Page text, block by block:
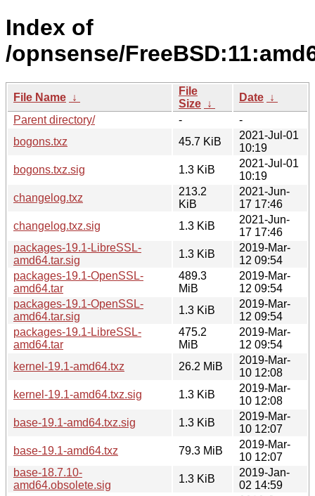
Index of
/opnsense/
File Name ↓
File
Size ↓
Date ↓
Parent directory/
-
-
bogons.txz
45.7 KiB
2021-Jul-01
10:19
bogons.txz.sig
1.3 KiB
2021-Jul-01
10:19
changelog.txz
213.2
KiB
2021-Jun-
17 17:46
changelog.txz.sig
1.3 KiB
2021-Jun-
17 17:46
packages-19.1-LibreSSL-
amd64.tar.sig
1.3 KiB
2019-Mar-
12 09:54
packages-19.1-OpenSSL-
amd64.tar
489.3
MiB
2019-Mar-
12 09:54
packages-19.1-OpenSSL-
amd64.tar.sig
1.3 KiB
2019-Mar-
12 09:54
packages-19.1-LibreSSL-
amd64.tar
475.2
MiB
2019-Mar-
12 09:54
kernel-19.1-amd64.txz
26.2 MiB
2019-Mar-
10 12:08
kernel-19.1-amd64.txz.sig
1.3 KiB
2019-Mar-
10 12:08
base-19.1-amd64.txz.sig
1.3 KiB
2019-Mar-
10 12:07
base-19.1-amd64.txz
79.3 MiB
2019-Mar-
10 12:07
base-18.7.10-
amd64.obsolete.sig
1.3 KiB
2019-Jan-
02 14:59